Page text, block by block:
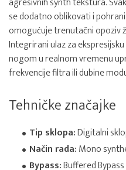
se dodatno oblikovati i
omogućuje trenutačni opoziv
Integrirani ulaz za
nogom u realnom vremenu
frekvencije filtra ili dubine
Tehničke značajke
Tip sklopa:Digitalni
Način rada:Mono
Bypass:Buffered Bypass